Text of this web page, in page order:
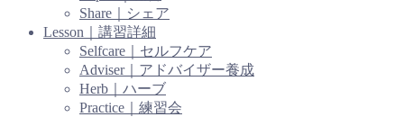
Share｜シェア
Lesson｜講習詳細
Selfcare｜セルフケア
Adviser｜アドバイザー養成
Herb｜ハーブ
Practice｜練習会